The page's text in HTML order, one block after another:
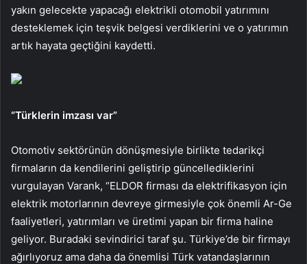
yakın gelecekte yapacağı elektrikli otomobil yatırımını
desteklemek için teşvik belgesi verdiklerini ve o yatırımın
artık hayata geçtiğini kaydetti.
“Türklerin imzası var”
Otomotiv sektörünün dönüşmesiyle birlikte tedarikçi
firmaların da kendilerini geliştirip güncellediklerini
vurgulayan Varank, “ELDOR firması da elektrifikasyon için
elektrik motorlarının devreye girmesiyle çok önemli Ar-Ge
faaliyetleri, yatırımları ve üretimi yapan bir firma haline
geliyor. Buradaki sevindirici taraf şu. Türkiye’de bir firmayı
ağırlıyoruz ama daha da önemlisi Türk vatandaşlarının